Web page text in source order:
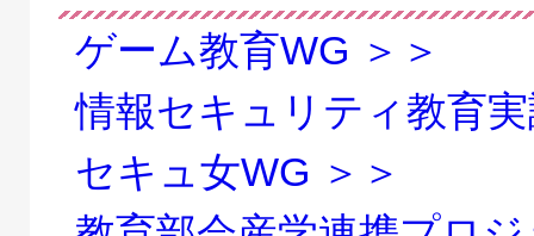
ゲーム教育WG ＞＞
情報セキュリティ教育
セキュ女WG ＞＞